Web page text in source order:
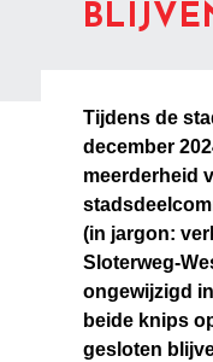
Tijdens de
december
meerderheid
(in jargon:
Sloterweg-
ongewijzigd
beide knips
gesloten